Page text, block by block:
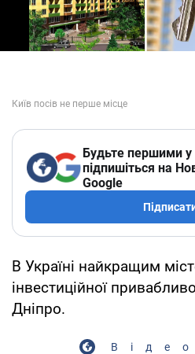
Будьте першими у
підпишіться на
Google
В Україні найкращим
інвестиційної
Дніпро.